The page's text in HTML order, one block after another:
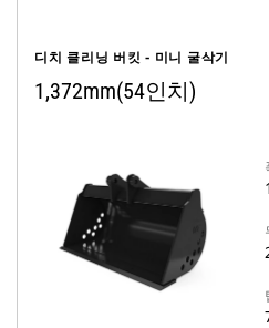
디치 클리닝 버킷 - 미니 굴삭기
1,372mm(54인치)